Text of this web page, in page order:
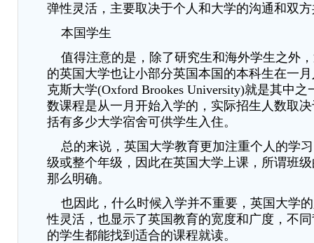
弹性灵活，主要取决于个人和大学的沟通和双
本国学生
值得注意的是，除了研究生和海外学生之外
的英国大学也让小部分英国本国的本科生在一
克斯大学(Oxford Brookes University)就是其中
数课程是从一月开始入学的，实际招生人数取
括有多少大学宿舍可供学生入住。
总的来说，英国大学教育更加注重个人的学
级或整个年级，因此在英国大学上课，所谓班
那么明确。
也因此，什么时候入学并不重要，英国大学
性灵活，也显示了英国教育的宽度和广度，不
的学生都能找到适合的课程就读。